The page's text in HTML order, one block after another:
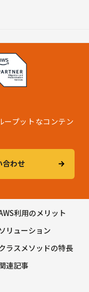
ープットなコンテン
合わせ
利用のメリット
ソリューション
ラスメソッドの特長
連記事